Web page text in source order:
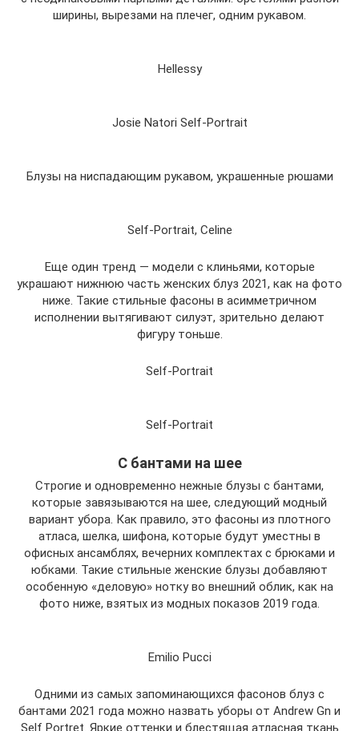
ширины, вырезами на плечег, одним рукавом.
Hellessy
Josie Natori Self-Portrait
Блузы на ниспадающим рукавом, украшенные рюшами
Self-Portrait, Celine
Еще один тренд — модели с клиньями, которые
украшают нижнюю часть женских блуз 2021, как на фото
ниже. Такие стильные фасоны в асимметричном
исполнении вытягивают силуэт, зрительно делают
фигуру тоньше.
Self-Portrait
Self-Portrait
С бантами на шее
Строгие и одновременно нежные блузы с бантами,
которые завязываются на шее, следующий модный
вариант убора. Как правило, это фасоны из плотного
атласа, шелка, шифона, которые будут уместны в
офисных ансамблях, вечерних комплектах с брюками и
юбками. Такие стильные женские блузы добавляют
особенную «деловую» нотку во внешний облик, как на
фото ниже, взятых из модных показов 2019 года.
Emilio Pucci
Одними из самых запоминающихся фасонов блуз с
бантами 2021 года можно назвать уборы от Andrew Gn и
Self Portret. Яркие оттенки и блестящая атласная ткань